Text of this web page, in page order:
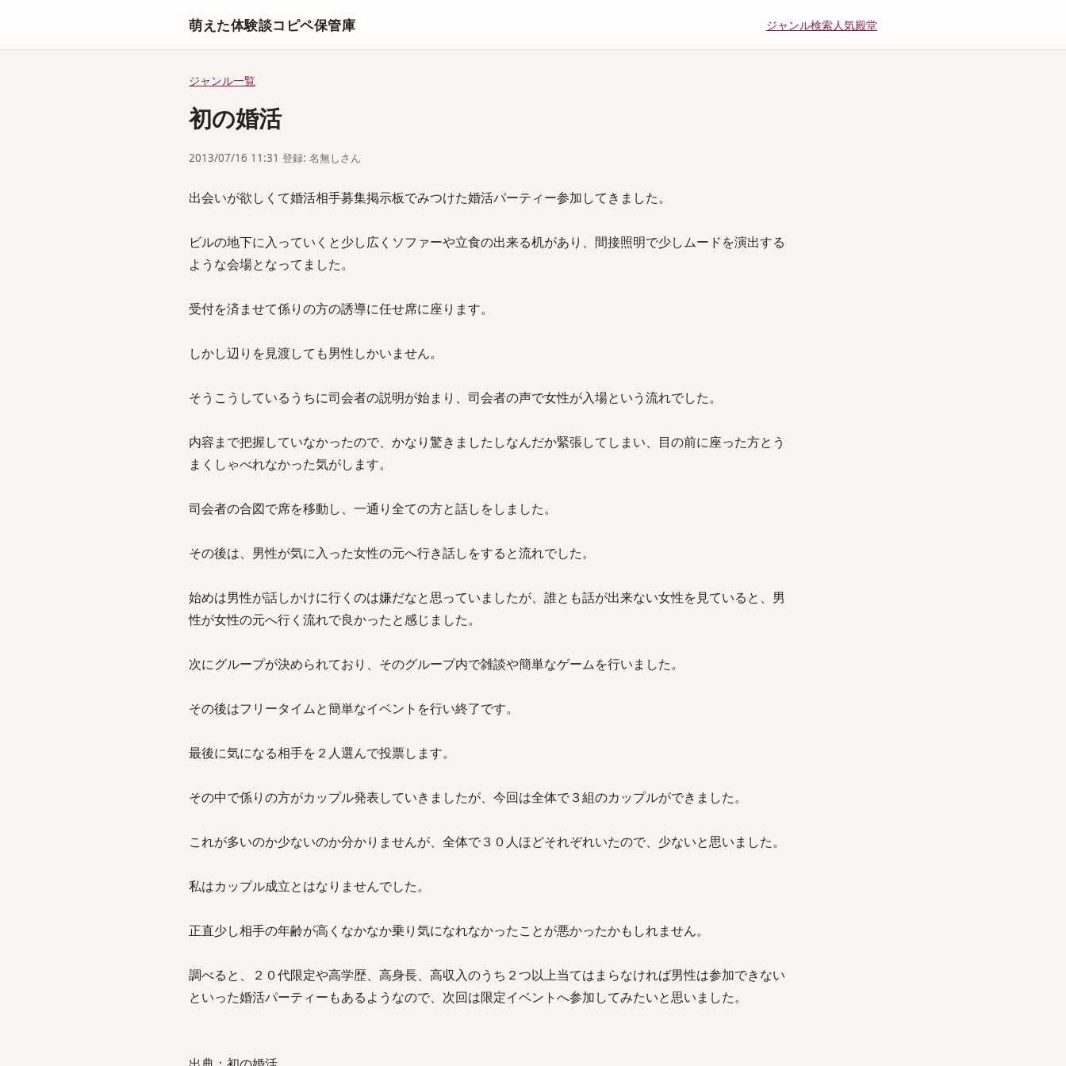
萌えた体験談コピペ保管庫 ジャンル検索人気殿堂
ジャンル一覧
初の婚活
2013/07/16 11:31 登録: 名無しさん
出会いが欲しくて婚活相手募集掲示板でみつけた婚活パーティー参加してきました。
ビルの地下に入っていくと少し広くソファーや立食の出来る机があり、間接照明で少しムードを演出する
ような会場となってました。
受付を済ませて係りの方の誘導に任せ席に座ります。
しかし辺りを見渡しても男性しかいません。
そうこうしているうちに司会者の説明が始まり、司会者の声で女性が入場という流れでした。
内容まで把握していなかったので、かなり驚きましたしなんだか緊張してしまい、目の前に座った方とう
まくしゃべれなかった気がします。
司会者の合図で席を移動し、一通り全ての方と話しをしました。
その後は、男性が気に入った女性の元へ行き話しをすると流れでした。
始めは男性が話しかけに行くのは嫌だなと思っていましたが、誰とも話が出来ない女性を見ていると、男
性が女性の元へ行く流れで良かったと感じました。
次にグループが決められており、そのグループ内で雑談や簡単なゲームを行いました。
その後はフリータイムと簡単なイベントを行い終了です。
最後に気になる相手を２人選んで投票します。
その中で係りの方がカップル発表していきましたが、今回は全体で３組のカップルができました。
これが多いのか少ないのか分かりませんが、全体で３０人ほどそれぞれいたので、少ないと思いました。
私はカップル成立とはなりませんでした。
正直少し相手の年齢が高くなかなか乗り気になれなかったことが悪かったかもしれません。
調べると、２０代限定や高学歴、高身長、高収入のうち２つ以上当てはまらなければ男性は参加できない
といった婚活パーティーもあるようなので、次回は限定イベントへ参加してみたいと思いました。